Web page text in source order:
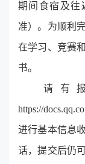
期间食宿及往
准）。为顺利
在学习、竞赛
书。
请有
https://
进行基本信息
话，提交后仍